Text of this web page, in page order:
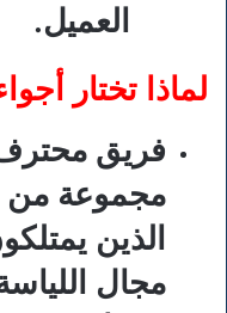
العميل.
لماذا تختار
فريق
مجموعة من
الذين
مجال